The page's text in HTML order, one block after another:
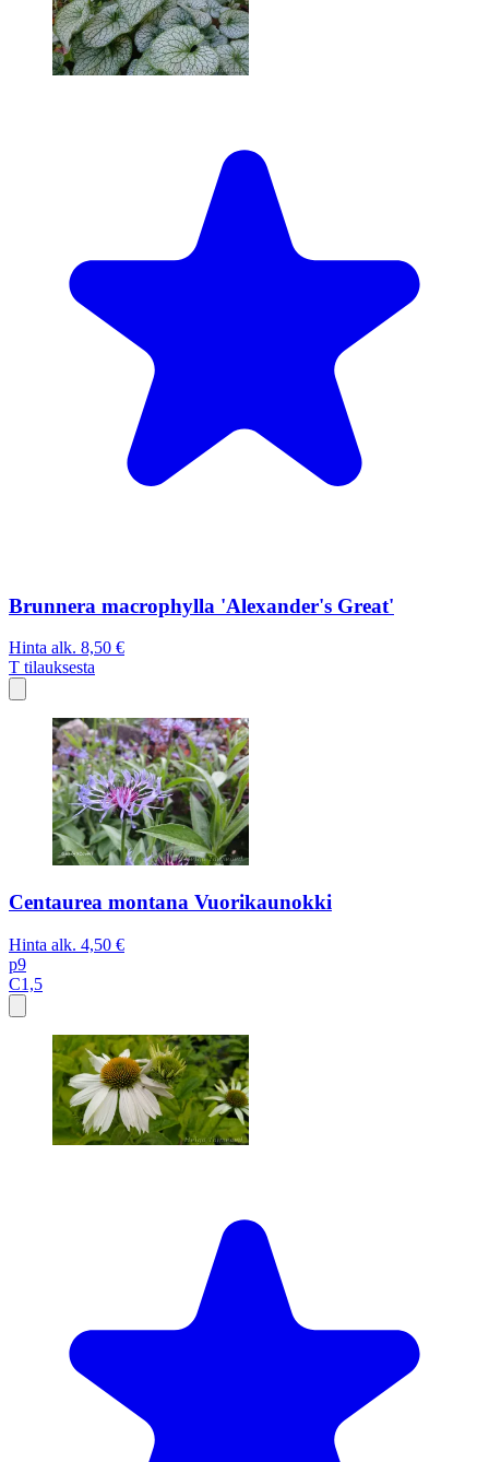
Brunnera macrophylla 'Alexander's Great'
Hinta alk. 8,50 €
T tilauksesta
Centaurea montana Vuorikaunokki
Hinta alk. 4,50 €
p9
C1,5